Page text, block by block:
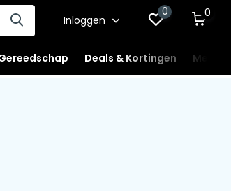
Inloggen
0 0
Deals & Kortingen